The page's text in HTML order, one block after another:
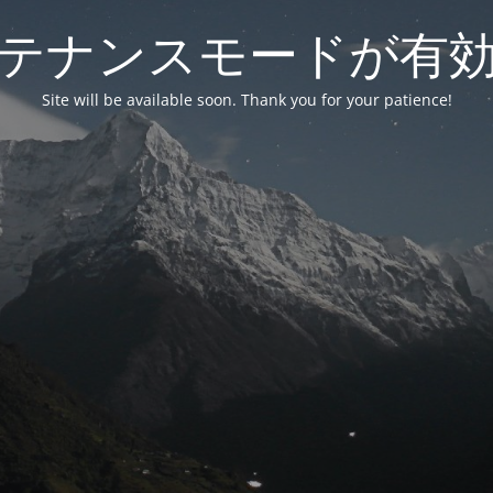
ナンスモードが有
Site will be available soon. Thank you for your patience!